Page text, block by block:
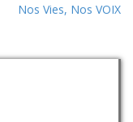
Nos Vies, Nos VOIX